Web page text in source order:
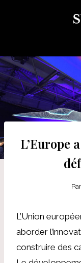
L’Europe
Par
L’Union
aborder
construire des